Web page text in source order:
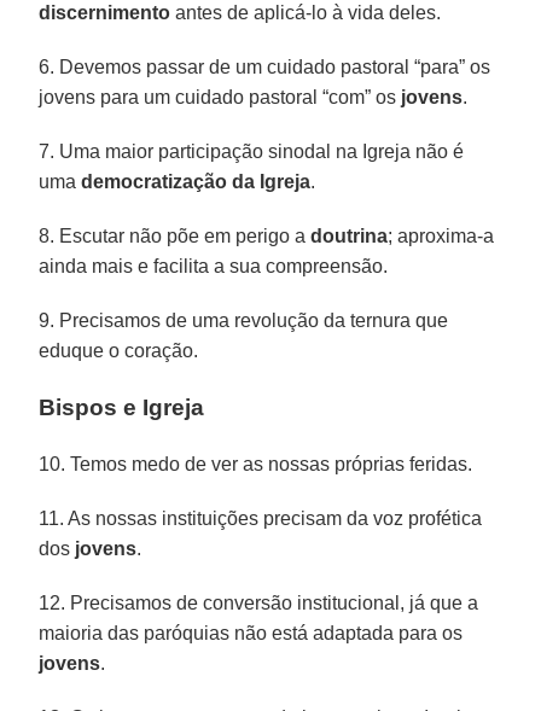
discernimento antes de aplicá-lo à vida deles.
6. Devemos passar de um cuidado pastoral “para” os
jovens para um cuidado pastoral “com” os jovens.
7. Uma maior participação sinodal na Igreja não é
umademocratização da Igreja.
8. Escutar não põe em perigo adoutrina; aproxima-a
ainda mais e facilita a sua compreensão.
9. Precisamos de uma revolução da ternura que
eduque o coração.
Bispos e Igreja
10. Temos medo de ver as nossas próprias feridas.
11. As nossas instituições precisam da voz profética
dos jovens.
12. Precisamos de conversão institucional, já que a
maioria das paróquias não está adaptada para os
jovens.